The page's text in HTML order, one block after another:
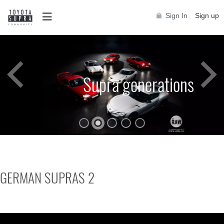
Sign In Sign up
Supra generations
GERMAN SUPRAS 2